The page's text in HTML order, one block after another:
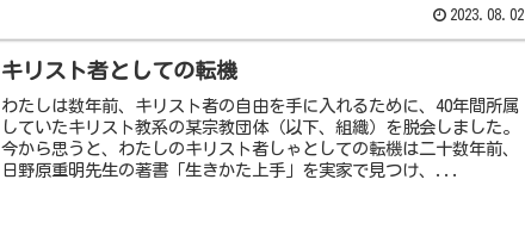
2023.08.02
キリスト者としての転機
わたしは数年前、キリスト者の自由を手に入れるために、40年間所属
していたキリスト教系の某宗教団体（以下、組織）を脱会しました。
今から思うと、わたしのキリスト者しゃとしての転機は二十数年前、
日野原重明先生の著書「生きかた上手」を実家で見つけ、...